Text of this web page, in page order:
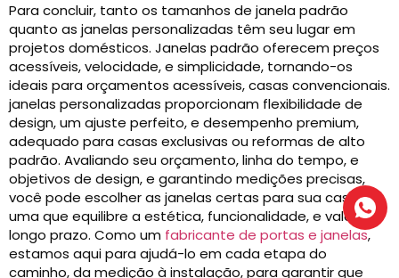
Para concluir, tanto os tamanhos de janela padrão
quanto as janelas personalizadas têm seu lugar em
projetos domésticos. Janelas padrão oferecem preços
acessíveis, velocidade, e simplicidade, tornando-os
ideais para orçamentos acessíveis, casas convencionais.
janelas personalizadas proporcionam flexibilidade de
design, um ajuste perfeito, e desempenho premium,
adequado para casas exclusivas ou reformas de alto
padrão. Avaliando seu orçamento, linha do tempo, e
objetivos de design, e garantindo medições precisas,
você pode escolher as janelas certas para sua casa -
uma que equilibre a estética, funcionalidade, e valor a
longo prazo. Como um fabricante de portas e janelas,
estamos aqui para ajudá-lo em cada etapa do
caminho, da medição à instalação, para garantir que